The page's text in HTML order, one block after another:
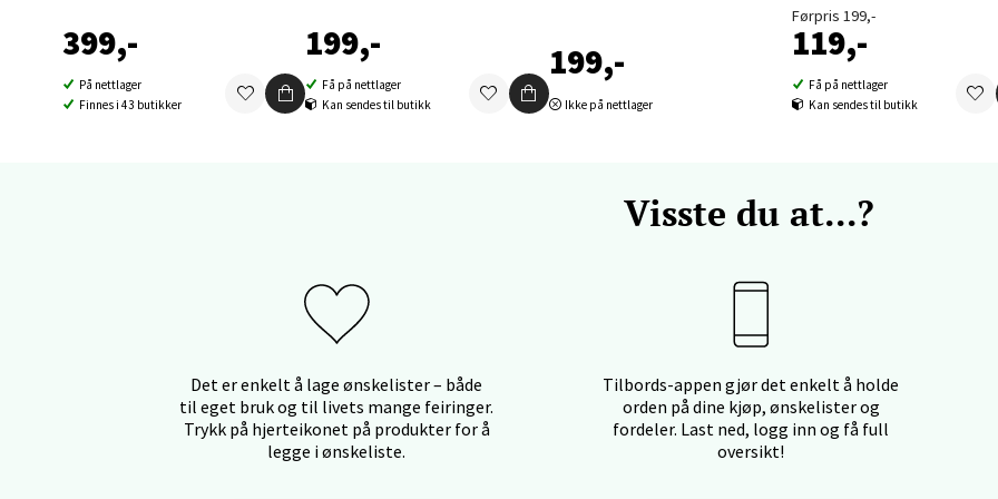
399,-
På nettlager
Finnes i 43 butikker
199,-
Få på nettlager
Kan sendes til butikk
199,-
Ikke på nettlager
Førpris 199,-
119,-
Få på nettlager
Kan sendes til butikk
Visste du at...?
Det er enkelt å lage ønskelister – både
til eget bruk og til livets mange feiringer.
Trykk på hjerteikonet på produkter for å
legge i ønskeliste.
Tilbords-appen gjør det enkelt å holde
orden på dine kjøp, ønskelister og
fordeler. Last ned, logg inn og få full
oversikt!
Orkanger - Thon Senter Orkanger
Thon Senter Orkanger, Orkdalsveien 113, 7300 Orkanger
Sandvika - Thon Senter Sandvika
0 i butikk